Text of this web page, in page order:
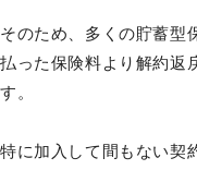
そのため、多くの貯蓄型
払った保険料より解約返
す。
特に加入して間もない契